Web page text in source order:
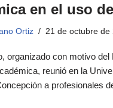
en el uso
Ortiz 21 de octubre de
organizado con motivo del
reunió en la
a profesionales